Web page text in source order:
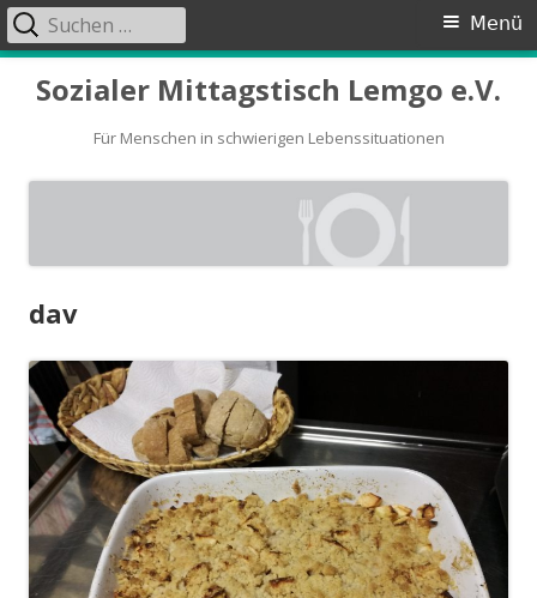
Sozialer Mittagstisch Lemgo e.V.
Für Menschen in schwierigen Lebenssituationen
Primäres
Menü
Menü
Suchen
nach:
dav